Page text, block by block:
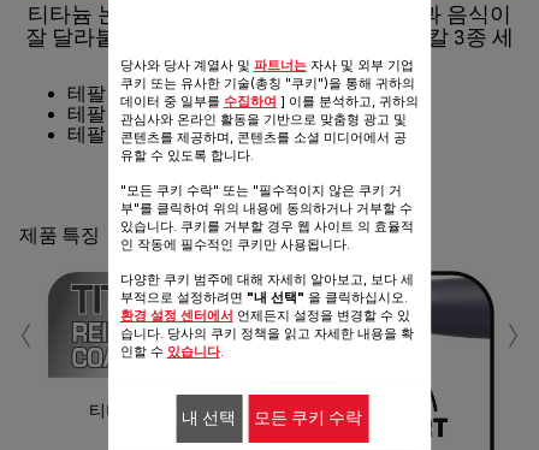
티타늄 논스틱 코팅 칼날로 강화된 내구성과 음식이
잘 달라붙지 않아 편리한 테팔 프레쉬 키친 칼 3종 세
트
테팔 프레쉬 키친 식도 20cm
테팔 프레쉬 키친 산도쿠 12cm
테팔 프레쉬 키친 과도 12cm
공유 보내기
제품 특징
티타늄 논스틱 코팅
‹ ›
당사와 당사 계열사 및 파트너는자사 및 외부 기업
쿠키 또는 유사한 기술(총칭 "쿠키")을 통해 귀하의
데이터 중 일부를 수집하여 ] 이를 분석하고, 귀하의
관심사와 온라인 활동을 기반으로 맞춤형 광고 및
콘텐츠를 제공하며, 콘텐츠를 소셜 미디어에서 공
유할 수 있도록 합니다.
"모든 쿠키 수락" 또는 "필수적이지 않은 쿠키 거
부"를 클릭하여 위의 내용에 동의하거나 거부할 수
있습니다. 쿠키를 거부할 경우 웹 사이트 의 효율적
인 작동에 필수적인 쿠키만 사용됩니다.
다양한 쿠키 범주에 대해 자세히 알아보고, 보다 세
부적으로 설정하려면 "내 선택" 을 클릭하십시오.
환경 설정 센터에서 언제든지 설정을 변경할 수 있
습니다. 당사의 쿠키 정책을 읽고 자세한 내용을 확
인할 수 있습니다.
내 선택 모든 쿠키 수락